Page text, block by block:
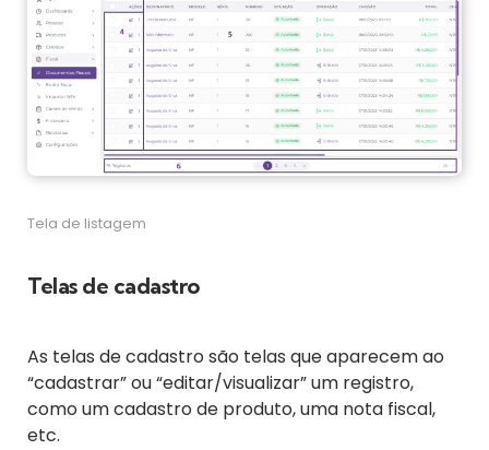
Tela de listagem
Telas de cadastro
As telas de cadastro são telas que aparecem ao
“cadastrar” ou “editar/visualizar” um registro,
como um cadastro de produto, uma nota fiscal,
etc.